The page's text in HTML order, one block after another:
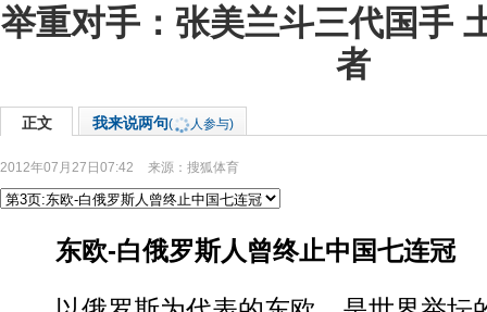
举重对手：张美兰斗三代国手
者
正文 我来说两句( 人参与)
2012年07月27日07:42 来源： 搜狐体育
东欧-白俄罗斯人曾终止中国七连冠